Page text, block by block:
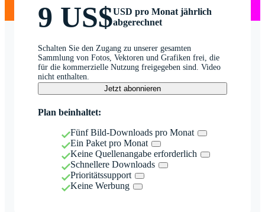
9 US$USD pro Monat jährlich
abgerechnet
Schalten Sie den Zugang zu unserer gesamten
Sammlung von Fotos, Vektoren und Grafiken frei, die
für die kommerzielle Nutzung freigegeben sind. Video
nicht enthalten.
Jetzt abonnieren
Plan beinhaltet:
Fünf Bild-Downloads pro Monat
Ein Paket pro Monat
Keine Quellenangabe erforderlich
Schnellere Downloads
Prioritätssupport
Keine Werbung